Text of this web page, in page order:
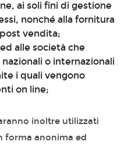
ai soli fini di gestione
nonché alla fornitura
vendita;
alle società che
o internazionali
i quali vengono
on line;
inoltre utilizzati
forma anonima ed